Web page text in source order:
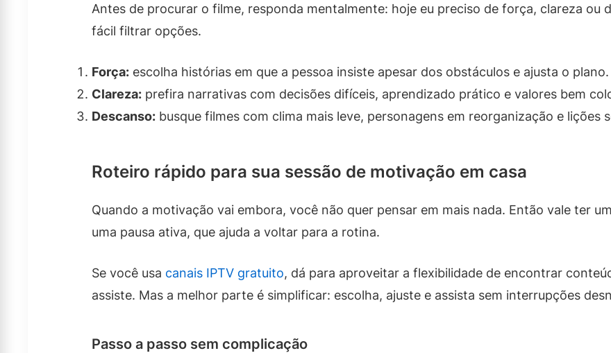
Antes de procurar o filme, responda mentalmente: hoje eu preciso de força, clareza ou
fácil filtrar opções.
Força: escolha histórias em que a pessoa insiste apesar dos obstáculos e ajusta o plano.
Clareza: prefira narrativas com decisões difíceis, aprendizado prático e valores bem
Descanso: busque filmes com clima mais leve, personagens em reorganização e lições
Roteiro rápido para sua sessão de motivação em casa
Quando a motivação vai embora, você não quer pensar em mais nada. Então vale ter
uma pausa ativa, que ajuda a voltar para a rotina.
Se você usa canais IPTV gratuito, dá para aproveitar a flexibilidade de encontrar
assiste. Mas a melhor parte é simplificar: escolha, ajuste e assista sem interrupções
Passo a passo sem complicação